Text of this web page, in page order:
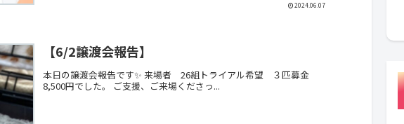
2024.06.07
【6/2譲渡会報告】
本日の譲渡会報告です✨ 来場者 26組トライアル希望 ３匹募金
8,500円でした。 ご支援、ご来場くださっ...